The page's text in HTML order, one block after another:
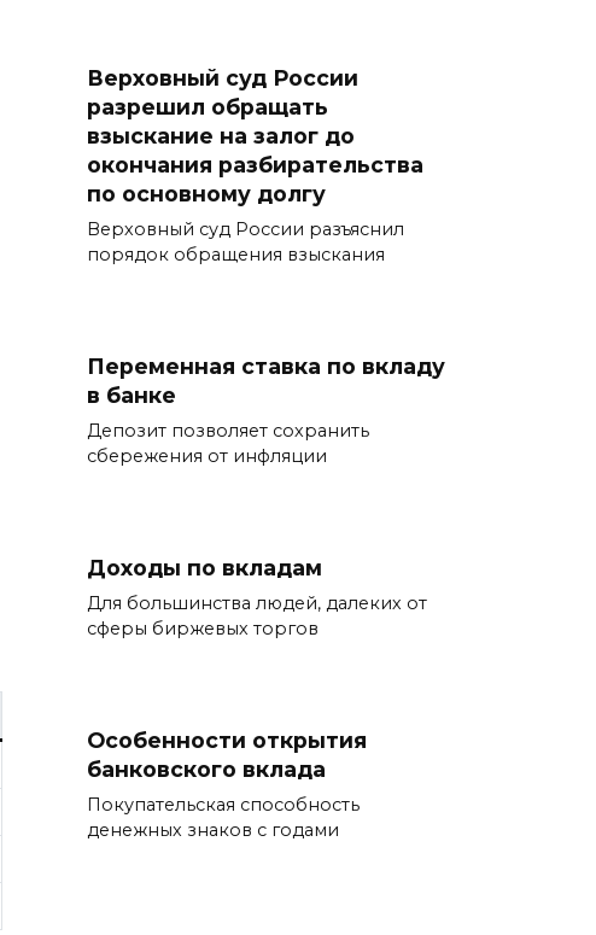
Верховный суд России
разрешил обращать
взыскание на залог до
окончания разбирательства
по основному долгу
Верховный суд России разъяснил
порядок обращения взыскания
Переменная ставка по вкладу
в банке
Депозит позволяет сохранить
сбережения от инфляции
Доходы по вкладам
Для большинства людей, далеких от
сферы биржевых торгов
Особенности открытия
банковского вклада
Покупательская способность
денежных знаков с годами